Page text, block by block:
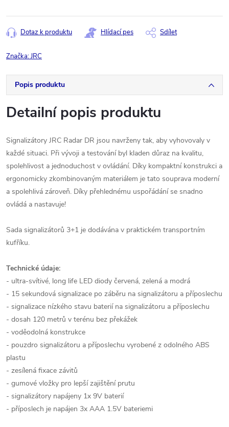
cena:
Dotaz k produktu Hlídací pes Sdílet
Značka:JRC
Popis produktu
Detailní popis produktu
Signalizátory JRC Radar DR jsou navrženy tak, aby vyhovovaly v
každé situaci. Při vývoji a testování byl kladen důraz na kvalitu,
spolehlivost a jednoduchost v ovládání. Díky kompaktní konstrukci a
ergonomicky zkombinovaným materiálem je tato souprava moderní
a spolehlivá zároveň. Díky přehlednému uspořádání se snadno
ovládá a nastavuje!
Sada signalizátorů 3+1 je dodávána v praktickém transportním
kufříku.
Technické údaje:
- ultra-svítivé, long life LED diody červená, zelená a modrá
- 15 sekundová signalizace po záběru na signalizátoru a příposlechu
- signalizace nízkého stavu baterií na signalizátoru a příposlechu
- dosah 120 metrů v terénu bez překážek
- voděodolná konstrukce
- pouzdro signalizátoru a příposlechu vyrobené z odolného ABS
plastu
- zesílená fixace závitů
- gumové vložky pro lepší zajištění prutu
- signalizátory napájeny 1x 9V baterií
- příposlech je napájen 3x AAA 1.5V bateriemi